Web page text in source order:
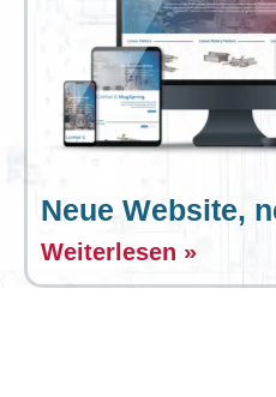
Neue Website,
Weiterlesen »